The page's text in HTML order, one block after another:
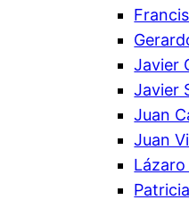
Javier
Javier
Juan
Juan